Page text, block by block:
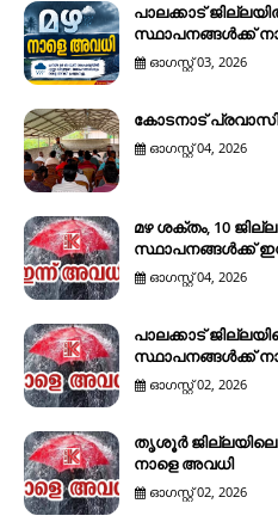
പാലക്കാട്
സ്ഥാപനങ്ങൾക്ക്
ഓഗസ്റ്റ് 03, 2026
കോടനാട് പ്രവാസി
ഓഗസ്റ്റ് 04, 2026
മഴ ശക്തം, 10
സ്ഥാപനങ്ങൾക്ക്
ഓഗസ്റ്റ് 04, 2026
പാലക്കാട്
സ്ഥാപനങ്ങൾക്ക്
ഓഗസ്റ്റ് 02, 2026
തൃശൂർ
നാളെ അവധി
ഓഗസ്റ്റ് 02, 2026